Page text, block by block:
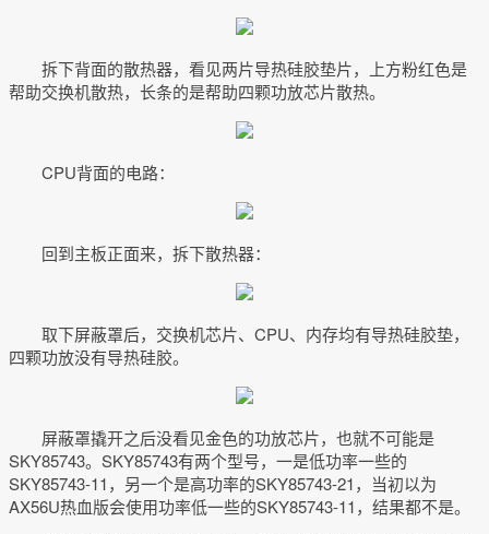
拆下背面的散热器，看见两片导热硅胶垫片，上方粉红色是
帮助交换机散热，长条的是帮助四颗功放芯片散热。
CPU背面的电路：
回到主板正面来，拆下散热器：
取下屏蔽罩后，交换机芯片、CPU、内存均有导热硅胶垫，
四颗功放没有导热硅胶。
屏蔽罩撬开之后没看见金色的功放芯片，也就不可能是
SKY85743。SKY85743有两个型号，一是低功率一些的
SKY85743-11，另一个是高功率的SKY85743-21，当初以为
AX56U热血版会使用功率低一些的SKY85743-11，结果都不是。